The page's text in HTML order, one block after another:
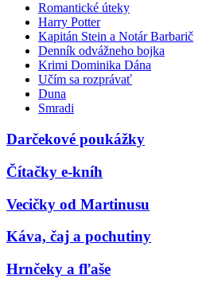
Romantické úteky
Harry Potter
Kapitán Stein a Notár Barbarič
Denník odvážneho bojka
Krimi Dominika Dána
Učím sa rozprávať
Duna
Smradi
Darčekové poukážky
Čítačky e-kníh
Vecičky od Martinusu
Káva, čaj a pochutiny
Hrnčeky a fľaše